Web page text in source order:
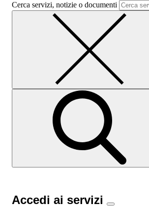
Cerca servizi, notizie o documenti
Accedi ai servizi